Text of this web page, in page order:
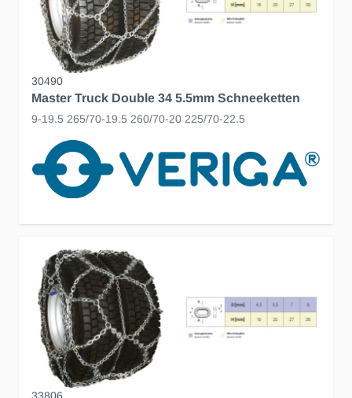
30490
Master Truck Double 34 5.5mm Schneeketten
9-19.5 265/70-19.5 260/70-20 225/70-22.5
33806